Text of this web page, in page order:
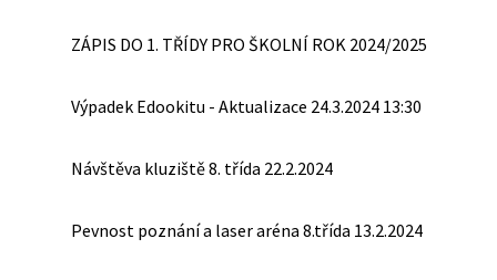
ZÁPIS DO 1. TŘÍDY PRO ŠKOLNÍ ROK 2024/2025
Výpadek Edookitu - Aktualizace 24.3.2024 13:30
Návštěva kluziště 8. třída 22.2.2024
Pevnost poznání a laser aréna 8.třída 13.2.2024